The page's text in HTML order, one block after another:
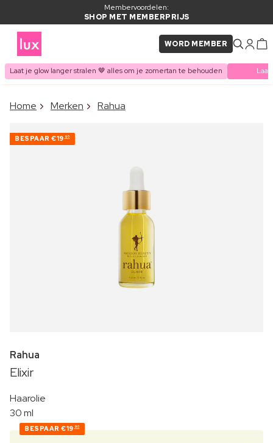
Membervoordelen:
SHOP MET MEMBERPRIJS
WORD MEMBER
Laat je glow langer stralen 🤎 alles om je zomertan te behouden
ITEM TOEGEVOEGD AAN
Home Merken Rahua
BESPAAR €19 90
Rahua
Elixir
Haarolie
30 ml
BESPAAR €19 90